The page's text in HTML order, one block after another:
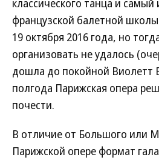
классического танца и
французской балетной
19 октября 2016 года, но
организовать не удалось
дошла до покойной Виолетт
полгода Парижская опера
почести.
В отличие от Большого или
Парижской опере формат